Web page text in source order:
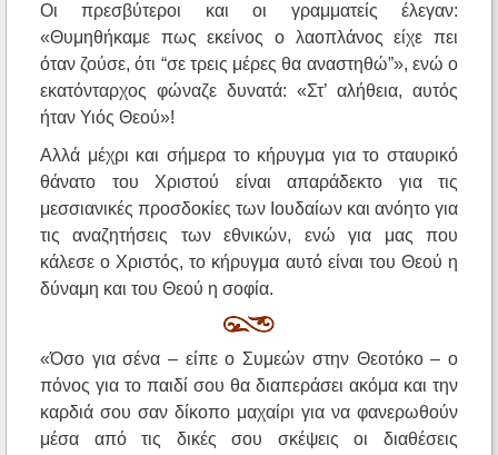
Οι πρεσβύτεροι και οι γραμματείς έλεγαν:
«Θυμηθήκαμε πως εκείνος ο λαοπλάνος είχε πει
όταν ζούσε, ότι “σε τρεις μέρες θα αναστηθώ”», ενώ ο
εκατόνταρχος φώναζε δυνατά: «Στ’ αλήθεια, αυτός
ήταν Υιός Θεού»!
Αλλά μέχρι και σήμερα το κήρυγμα για το σταυρικό
θάνατο του Χριστού είναι απαράδεκτο για τις
μεσσιανικές προσδοκίες των Ιουδαίων και ανόητο για
τις αναζητήσεις των εθνικών, ενώ για μας που
κάλεσε ο Χριστός, το κήρυγμα αυτό είναι του Θεού η
δύναμη και του Θεού η σοφία.
«Όσο για σένα – είπε ο Συμεών στην Θεοτόκο – ο
πόνος για το παιδί σου θα διαπεράσει ακόμα και την
καρδιά σου σαν δίκοπο μαχαίρι για να φανερωθούν
μέσα από τις δικές σου σκέψεις οι διαθέσεις